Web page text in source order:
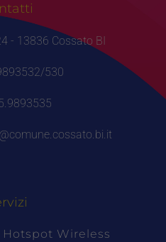
- 13836 Cossato BI
530
Wireless